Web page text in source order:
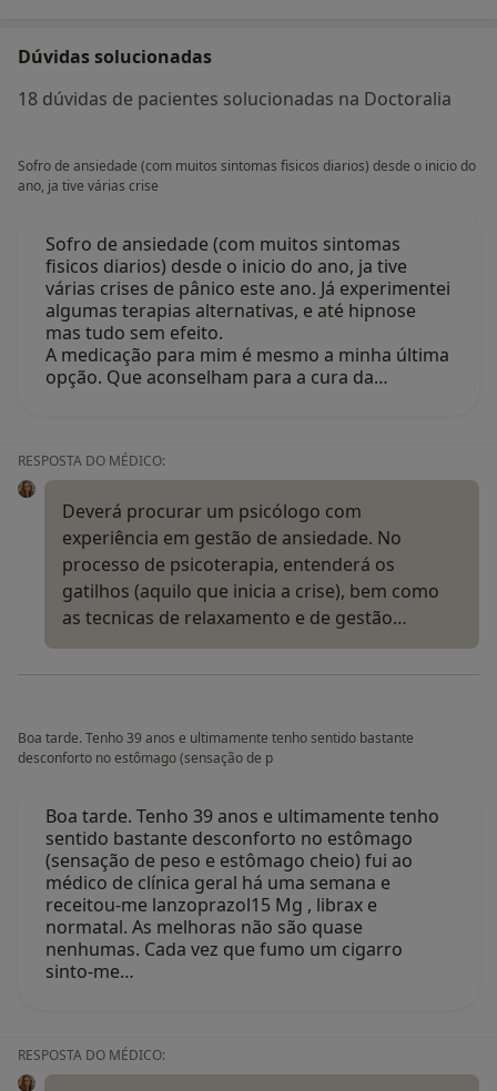
Dúvidas solucionadas
18 dúvidas de pacientes solucionadas na Doctoralia
Sofro de ansiedade (com muitos sintomas fisicos diarios) desde o inicio do
ano, ja tive várias crise
Sofro de ansiedade (com muitos sintomas
fisicos diarios) desde o inicio do ano, ja tive
várias crises de pânico este ano. Já experimentei
algumas terapias alternativas, e até hipnose
mas tudo sem efeito.
A medicação para mim é mesmo a minha última
opção. Que aconselham para a cura da…
RESPOSTA DO MÉDICO:
Deverá procurar um psicólogo com
experiência em gestão de ansiedade. No
processo de psicoterapia, entenderá os
gatilhos (aquilo que inicia a crise), bem como
as tecnicas de relaxamento e de gestão…
Boa tarde. Tenho 39 anos e ultimamente tenho sentido bastante
desconforto no estômago (sensação de p
Boa tarde. Tenho 39 anos e ultimamente tenho
sentido bastante desconforto no estômago
(sensação de peso e estômago cheio) fui ao
médico de clínica geral há uma semana e
receitou-me lanzoprazol15 Mg , librax e
normatal. As melhoras não são quase
nenhumas. Cada vez que fumo um cigarro
sinto-me…
RESPOSTA DO MÉDICO: